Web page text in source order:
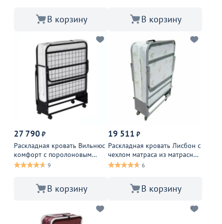
В корзину В корзину
27 790 ₽
Раскладная кровать Вильнюс
комфорт с поролоновым
матрасом 9
В корзину
19 511 ₽
Раскладная кровать Лисбон с
чехлом матраса из матрасной
ткани
6
В корзину